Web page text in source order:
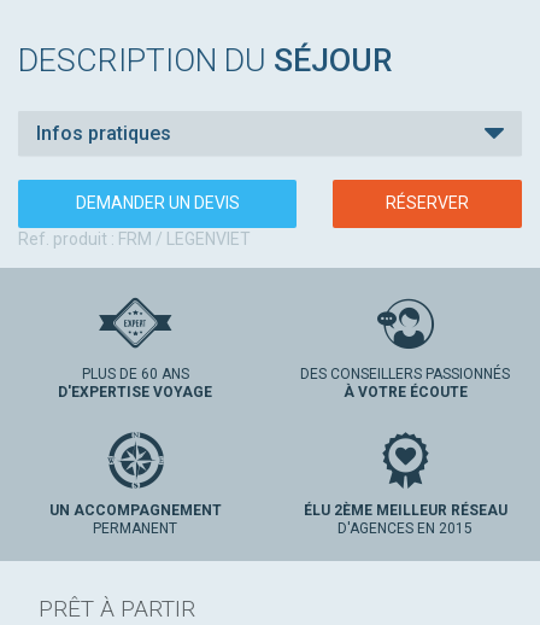
DESCRIPTION DU SÉJOUR
Infos pratiques
DEMANDER UN DEVIS
RÉSERVER
Ref. produit : FRM / LEGENVIET
PLUS DE 60 ANS
D'EXPERTISE VOYAGE
DES CONSEILLERS PASSIONNÉS
À VOTRE ÉCOUTE
UN ACCOMPAGNEMENT
PERMANENT
ÉLU 2ÈME MEILLEUR RÉSEAU
D'AGENCES EN 2015
PRÊT À PARTIR